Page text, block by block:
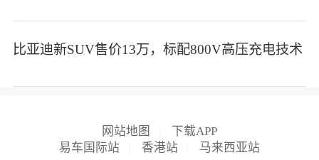
比亚迪新SUV售价13万，标配800V高压充电技术
网站地图
下载APP
易车国际站
香港站 马来西亚站